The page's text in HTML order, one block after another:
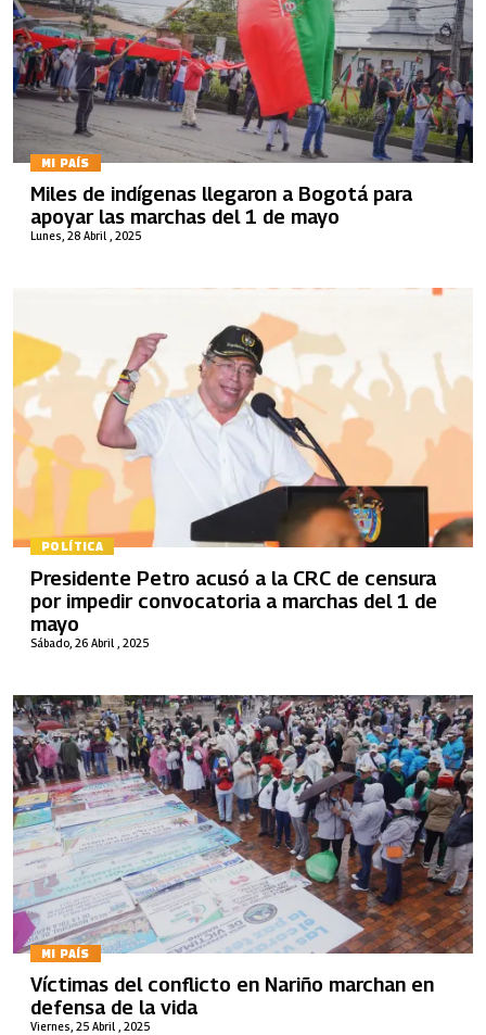
MI PAÍS
Lunes, 28 Abril , 2025
Miles de indígenas llegaron a Bogotá para
apoyar las marchas del 1 de mayo
POLÍTICA
Sábado, 26 Abril , 2025
Presidente Petro acusó a la CRC de censura
por impedir convocatoria a marchas del 1 de
mayo
MI PAÍS
Viernes, 25 Abril , 2025
Víctimas del conflicto en Nariño marchan en
defensa de la vida